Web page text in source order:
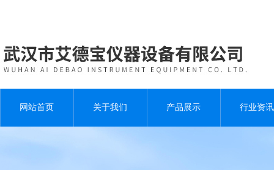
网站首页 关于我们 产品展示 行业资讯